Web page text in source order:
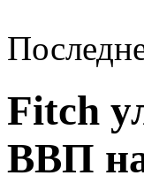
Fitch
ВВП